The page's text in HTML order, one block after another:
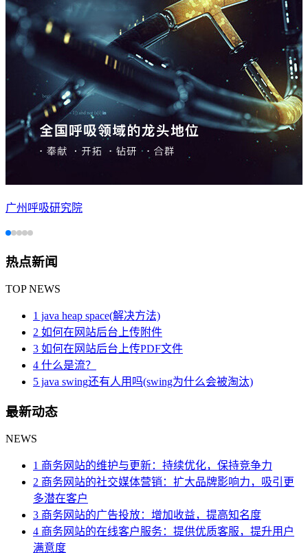
广州呼吸研究院
热点新闻
TOP NEWS
1 java heap space(解决方法)
2 如何在网站后台上传附件
3 如何在网站后台上传PDF文件
4 什么是流？
5 java swing还有人用吗(swing为什么会被淘汰)
最新动态
NEWS
1 商务网站的维护与更新：持续优化，保持竞争力
2 商务网站的社交媒体营销：扩大品牌影响力，吸引更
多潜在客户
3 商务网站的广告投放：增加收益，提高知名度
4 商务网站的在线客户服务：提供优质客服，提升用户
满意度